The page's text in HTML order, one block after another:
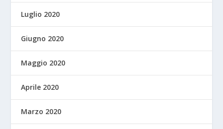
Luglio 2020
Giugno 2020
Maggio 2020
Aprile 2020
Marzo 2020